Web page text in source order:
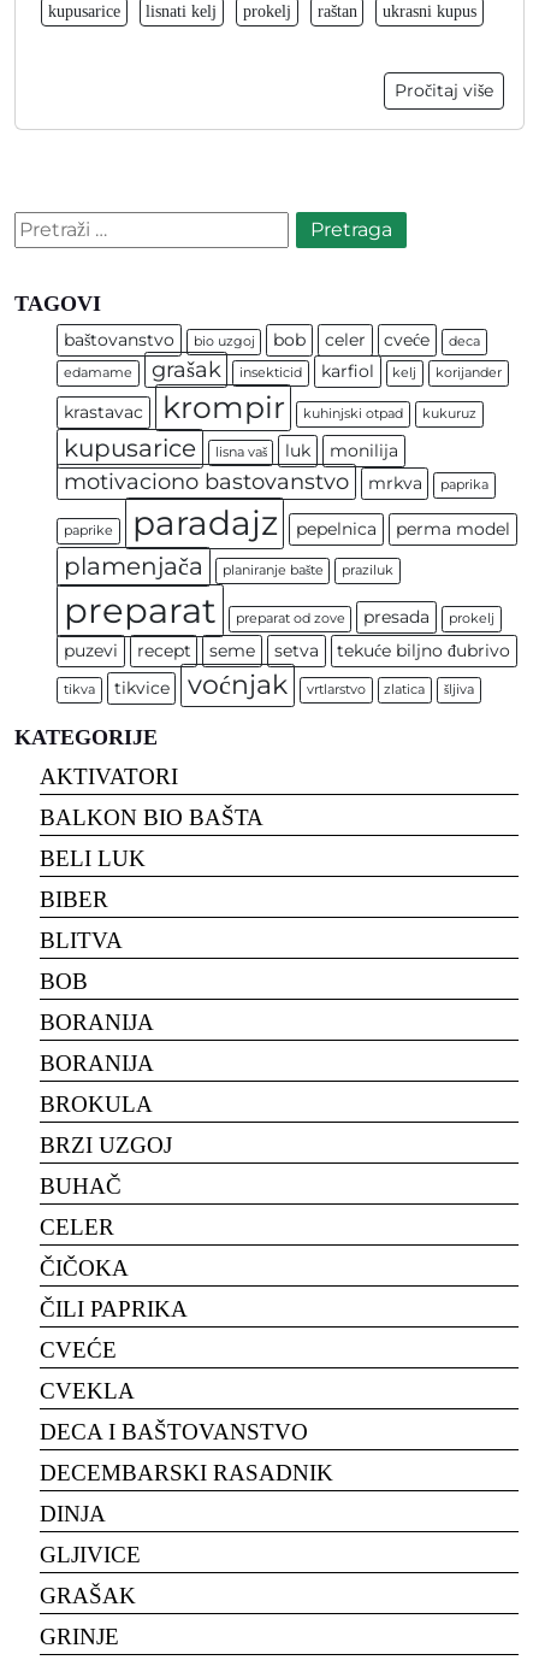
kupusarice lisnati kelj prokelj raštan ukrasni kupus
Pročitaj više
Pretraga:
TAGOVI
baštovanstvo bio uzgoj bob celer cveće
deca
edamame
grašak insekticid karfiol kelj korijander
krastavac krompir kuhinjski otpad kukuruz
kupusarice lisna vaš luk monilija
motivaciono bastovanstvo mrkva paprika
paprike paradajz pepelnica perma model
plamenjača planiranje bašte praziluk
preparat preparat od zove presada prokelj
puzevi recept seme setva tekuće biljno đubrivo
tikva tikvice voćnjak vrtlarstvo zlatica šljiva
KATEGORIJE
AKTIVATORI
BALKON BIO BAŠTA
BELI LUK
BIBER
BLITVA
BOB
BORANIJA
BORANIJA
BROKULA
BRZI UZGOJ
BUHAČ
CELER
ČIČOKA
ČILI PAPRIKA
CVEĆE
CVEKLA
DECA I BAŠTOVANSTVO
DECEMBARSKI RASADNIK
DINJA
GLJIVICE
GRAŠAK
GRINJE